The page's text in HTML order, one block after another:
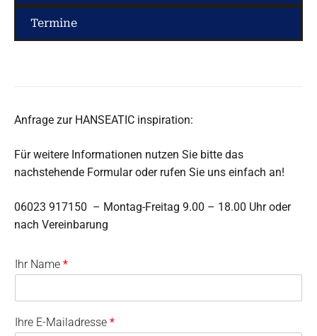
Termine
Anfrage zur HANSEATIC inspiration:
Für weitere Informationen nutzen Sie bitte das
nachstehende Formular oder rufen Sie uns einfach an!
06023 917150 – Montag-Freitag 9.00 – 18.00 Uhr oder
nach Vereinbarung
Ihr Name *
Ihre E-Mailadresse *